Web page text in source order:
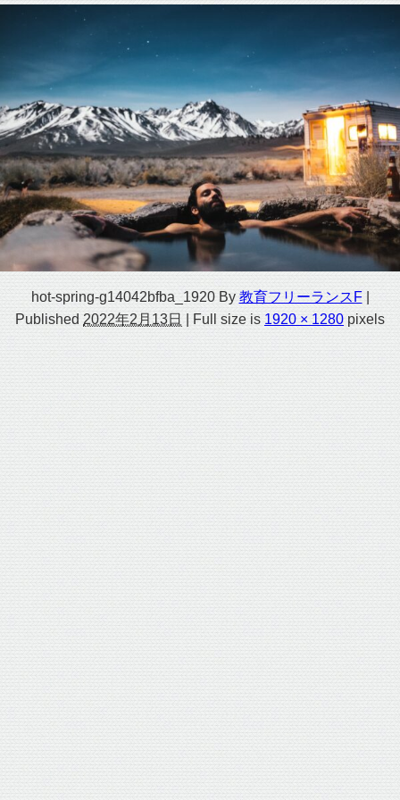
hot-spring-g14042bfba_1920 By 教育フリーランスF
Published 2022年2月13日 Full size is 1920 × 1280 pixels